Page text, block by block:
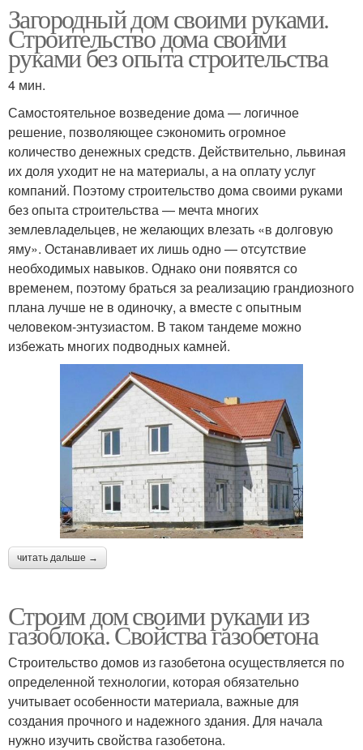
Загородный дом своими руками.
Строительство дома своими
руками без опыта строительства
4 мин.
Самостоятельное возведение дома — логичное
решение, позволяющее сэкономить огромное
количество денежных средств. Действительно, львиная
их доля уходит не на материалы, а на оплату услуг
компаний. Поэтому строительство дома своими руками
без опыта строительства — мечта многих
землевладельцев, не желающих влезать «в долговую
яму». Останавливает их лишь одно — отсутствие
необходимых навыков. Однако они появятся со
временем, поэтому браться за реализацию грандиозного
плана лучше не в одиночку, а вместе с опытным
человеком-энтузиастом. В таком тандеме можно
избежать многих подводных камней.
читать дальше →
Строим дом своими руками из
газоблока. Свойства газобетона
Строительство домов из газобетона осуществляется по
определенной технологии, которая обязательно
учитывает особенности материала, важные для
создания прочного и надежного здания. Для начала
нужно изучить свойства газобетона.